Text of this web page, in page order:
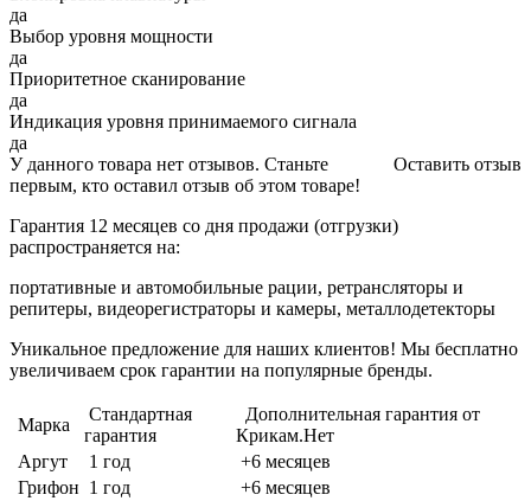
да
Выбор уровня мощности
да
Приоритетное сканирование
да
Индикация уровня принимаемого сигнала
да
Оставить отзыв
У данного товара нет отзывов. Станьте
первым, кто оставил отзыв об этом товаре!
Гарантия 12 месяцев со дня продажи (отгрузки)
распространяется на:
портативные и автомобильные рации, ретрансляторы и
репитеры, видеорегистраторы и камеры, металлодетекторы
Уникальное предложение для наших клиентов! Мы бесплатно
увеличиваем срок гарантии на популярные бренды.
Марка
Стандартная
гарантия
Дополнительная гарантия от
Крикам.Нет
Аргут
1 год
+6 месяцев
Грифон 1 год
+6 месяцев